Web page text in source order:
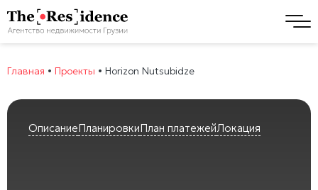
Главная • Проекты • Horizon Nutsubidze
ОписаниеПланировкиПлан платежейЛокация